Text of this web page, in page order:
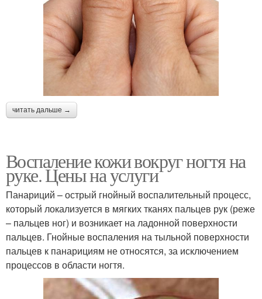
читать дальше →
Воспаление кожи вокруг ногтя на
руке. Цены на услуги
Панариций – острый гнойный воспалительный процесс,
который локализуется в мягких тканях пальцев рук (реже
– пальцев ног) и возникает на ладонной поверхности
пальцев. Гнойные воспаления на тыльной поверхности
пальцев к панарициям не относятся, за исключением
процессов в области ногтя.